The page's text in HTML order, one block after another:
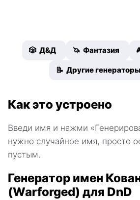
🎲 Д&Д 🦄 Фантазия
📝 Другие
Как это устроено
Введи имя и нажми
нужно случайное имя, просто
пустым.
Генератор имен
(Warforged) для DnD